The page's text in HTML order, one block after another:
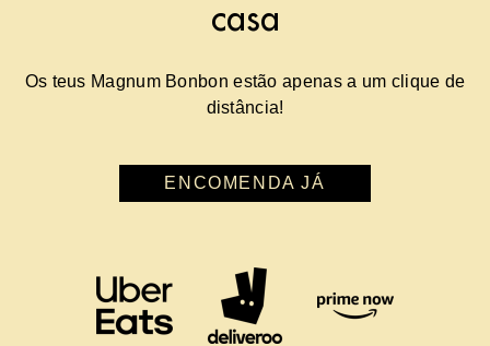
casa
Os teus Magnum Bonbon estão apenas a um clique de
distância!
ENCOMENDA JÁ